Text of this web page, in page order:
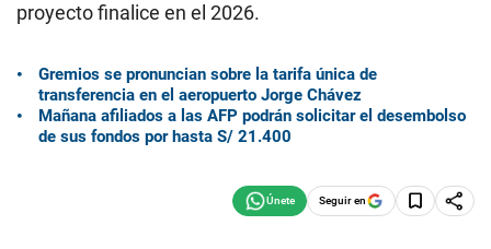
proyecto finalice en el 2026.
Gremios se pronuncian sobre la tarifa única de
transferencia en el aeropuerto Jorge Chávez
Mañana afiliados a las AFP podrán solicitar el desembolso
de sus fondos por hasta S/ 21.400
Seguir en